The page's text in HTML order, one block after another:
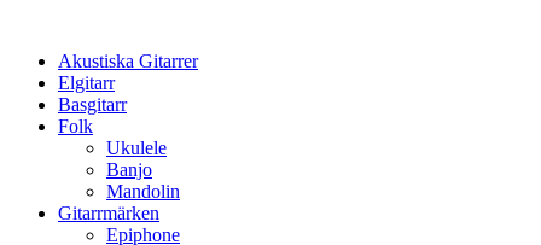
innehållAkustiska Gitarrer
Elgitarr
Basgitarr
Folk
Ukulele
Banjo
Mandolin
Gitarrmärken
Epiphone